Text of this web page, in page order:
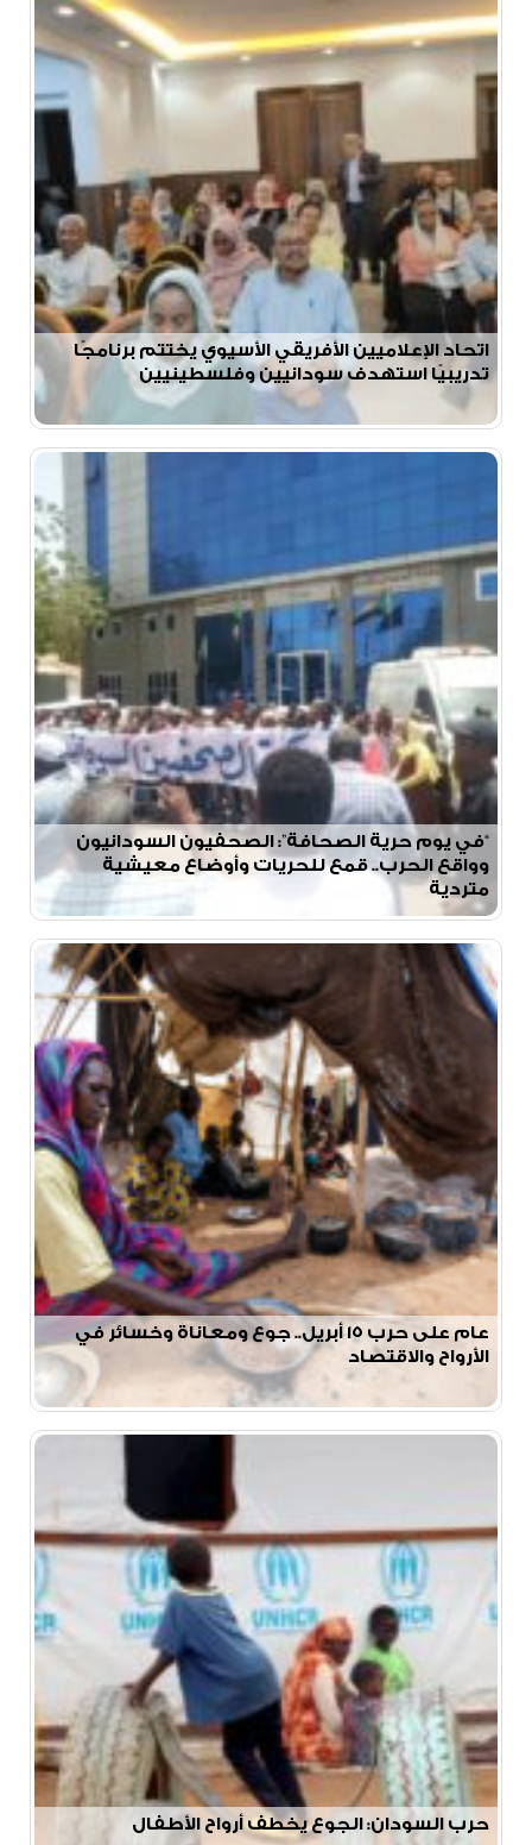
اتحاد الإعلاميين الأفريقي الأسيوي يختتم برنامجًا
تدريبيًا استهدف سودانيين وفلسطينيين
“في يوم حرية الصحافة”: الصحفيون السودانيون
وواقع الحرب.. قمع للحريات وأوضاع معيشية
متردية
عام على حرب ١٥ أبريل.. جوع ومعاناة وخسائر في
الأرواح والاقتصاد
حرب السودان: الجوع يخطف أرواح الأطفال